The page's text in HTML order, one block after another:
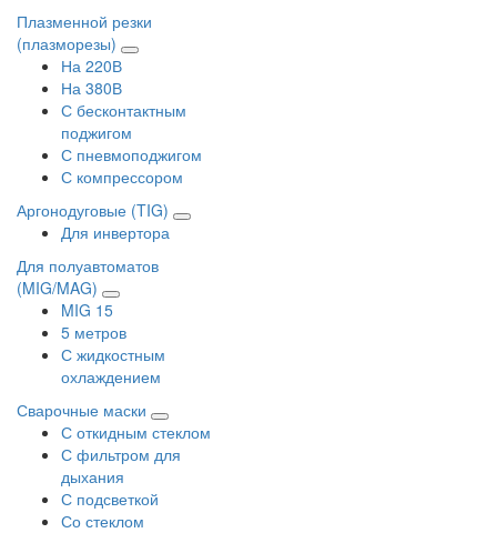
Плазменной резки
(плазморезы)
На 220В
На 380В
С бесконтактным
поджигом
С пневмоподжигом
С компрессором
Аргонодуговые (TIG)
Для инвертора
Для полуавтоматов
(MIG/MAG)
MIG 15
5 метров
С жидкостным
охлаждением
Сварочные маски
С откидным стеклом
С фильтром для
дыхания
С подсветкой
Со стеклом